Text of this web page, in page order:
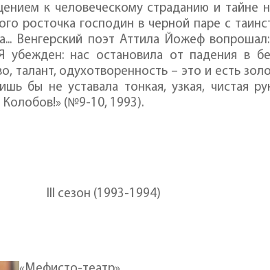
к человеческому страданию и тайне
росточка господин в черной паре с
Венгерский поэт Аттила Йожеф
убежден: нас остановила от падения в
талант, одухотворенность – это и есть
бы не уставала тонкая, узкая, чистая
Колобов!» (№9-10, 1993).
III сезон (1993-1994)